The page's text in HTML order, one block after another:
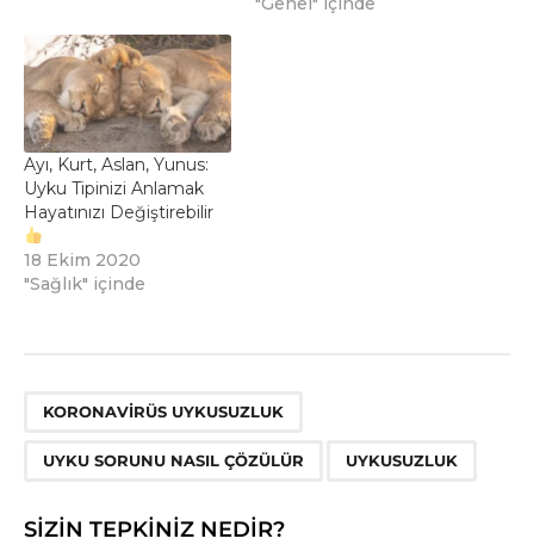
Ayı, Kurt, Aslan, Yunus:
Uyku Tipinizi Anlamak
Hayatınızı Değiştirebilir
18 Ekim 2020
"Sağlık" içinde
KORONAVIRÜS UYKUSUZLUK
UYKU SORUNU NASIL ÇÖZÜLÜR UYKUSUZLUK
SIZIN TEPKINIZ NEDIR?